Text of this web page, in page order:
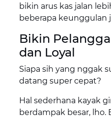
bikin arus kas jalan
beberapa keunggulan
Bikin
dan Loyal
Siapa sih yang nggak
datang super cepat?
Hal sederhana kayak
berdampak besar, lho.